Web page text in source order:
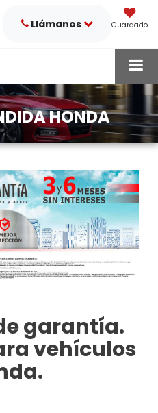
Guardado
Llámanos
HONDA
garantía.
vehículos